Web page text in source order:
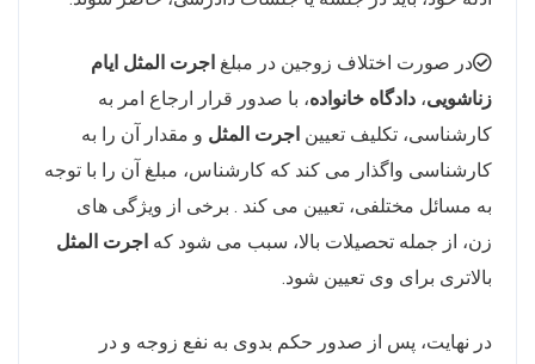
در صورت اختلاف زوجین در مبلغ اجرت المثل ایام
زناشویی، دادگاه خانواده، با صدور قرار ارجاع امر به
کارشناسی، تکلیف تعیین اجرت المثل و مقدار آن را به
کارشناسی واگذار می کند که کارشناس، مبلغ آن را با توجه
به مسائل مختلفی، تعیین می کند . برخی از ویژگی های
زن، از جمله تحصیلات بالا، سبب می شود که اجرت المثل
بالاتری برای وی تعیین شود.
در نهایت، پس از صدور حکم بدوی به نفع زوجه و در